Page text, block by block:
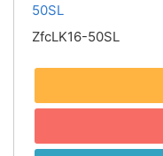
50SL
ZfcLK16-50SL